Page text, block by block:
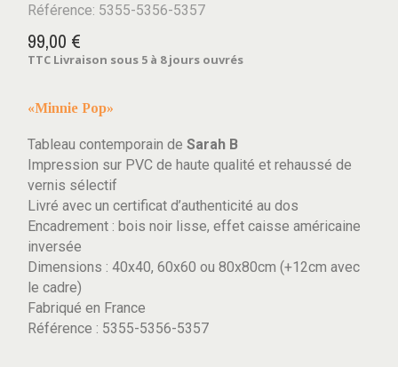
Référence: 5355-5356-5357
99,00 €
TTC Livraison sous 5 à 8 jours ouvrés
«Minnie Pop»
Tableau contemporain de Sarah B
Impression sur PVC de haute qualité et rehaussé de
vernis sélectif
Livré avec un certificat d’authenticité au dos
Encadrement : bois noir lisse, effet caisse américaine
inversée
Dimensions : 40x40, 60x60 ou 80x80cm (+12cm avec
le cadre)
Fabriqué en France
Référence : 5355-5356-5357